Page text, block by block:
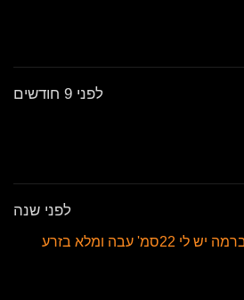
לפני 9 חודשים
לפני שנה
מחפש פרטנרית לסקס ברמה יש לי 22סמ' עבה ומלא בזרע